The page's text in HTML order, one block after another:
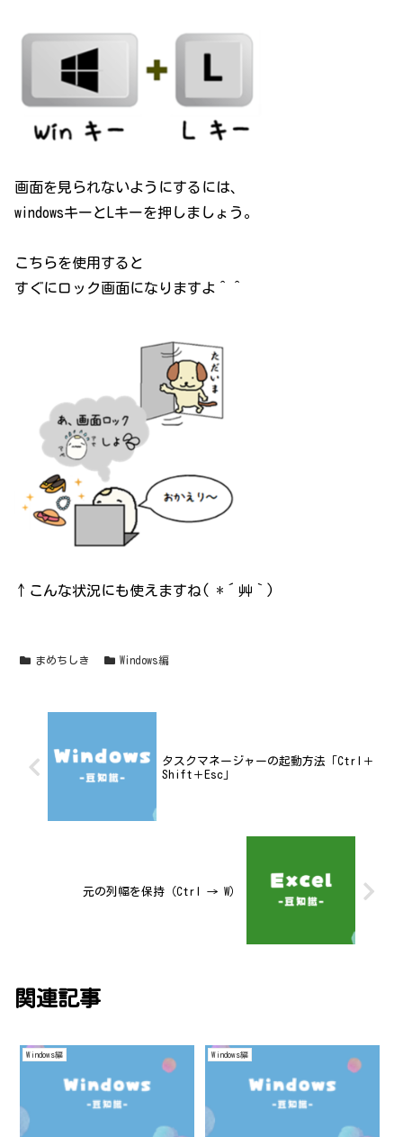
画面を見られないようにするには、
windowsキーとLキーを押しましょう。
こちらを使用すると
すぐにロック画面になりますよ＾＾
↑こんな状況にも使えますね( *´艸｀)
まめちしき Windows編
タスクマネージャーの起動方法「Ctrl＋
Shift＋Esc」
元の列幅を保持（Ctrl → W）
関連記事
Windows編 Windows編